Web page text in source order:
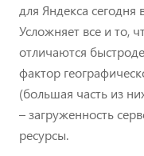
для Яндекса сегодня
Усложняет все и то,
отличаются
фактор
(большая часть из
– загруженность
ресурсы.